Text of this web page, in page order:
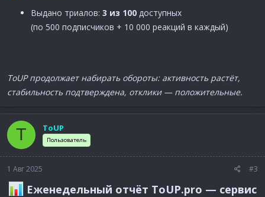
Выдано триалов: 3 из 100 доступных
(по 500 подписчиков + 10 000 реакций в каждый)
ToUP продолжает набирать обороты: активность растёт,
стабильность подтверждена, отклики — положительные.
T ToUP
Пользователь
1 Авг 2025 #3
Еженедельный отчёт ToUP.pro — сервис